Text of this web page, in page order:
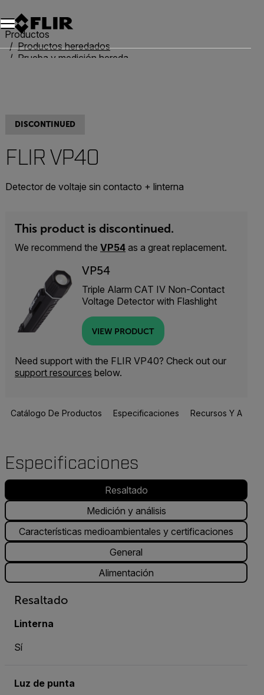
Productos
Productos heredados
Prueba y medición heredadas
DISCONTINUED
FLIR VP40
Detector de voltaje sin contacto + linterna
This product is discontinued.
We recommend the VP54 as a great replacement.
VP54
Triple Alarm CAT IV Non-Contact
Voltage Detector with Flashlight
VIEW PRODUCT
Need support with the FLIR VP40? Check out our
support resources below.
Catálogo De Productos Especificaciones Recursos Y
Especificaciones
Resaltado
Medición y análisis
Características medioambientales y certificaciones
General
Alimentación
Resaltado
Linterna
Sí
Luz de punta